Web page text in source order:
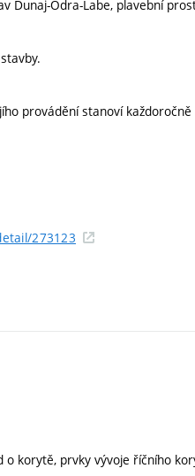
Dunaj-Odra-Labe, plavební
provádění stanoví
273123
o korytě, prvky vývoje říčního